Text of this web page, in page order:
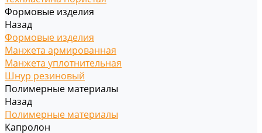
Формовые изделия
Назад
Формовые изделия
Манжета армированная
Манжета уплотнительная
Шнур резиновый
Полимерные материалы
Назад
Полимерные материалы
Капролон